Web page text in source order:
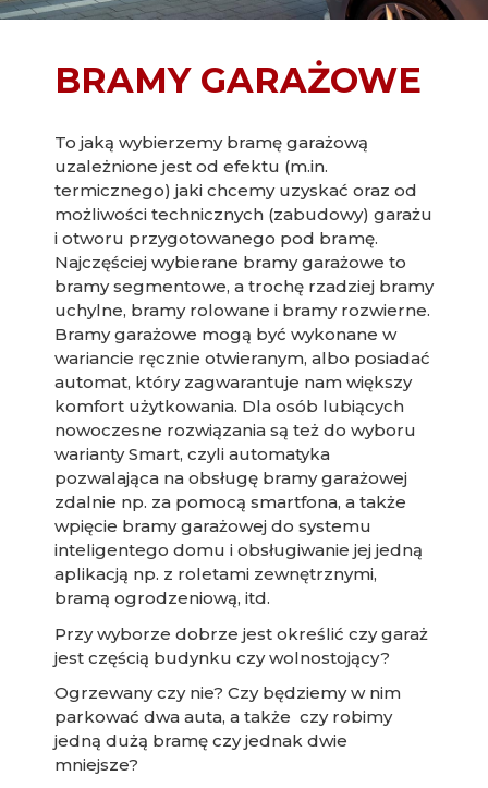
BRAMY GARAŻOWE
To jaką wybierzemy bramę garażową
uzależnione jest od efektu (m.in.
termicznego) jaki chcemy uzyskać oraz od
możliwości technicznych (zabudowy) garażu
i otworu przygotowanego pod bramę.
Najczęściej wybierane bramy garażowe to
bramy segmentowe, a trochę rzadziej bramy
uchylne, bramy rolowane i bramy rozwierne.
Bramy garażowe mogą być wykonane w
wariancie ręcznie otwieranym, albo posiadać
automat, który zagwarantuje nam większy
komfort użytkowania. Dla osób lubiących
nowoczesne rozwiązania są też do wyboru
warianty Smart, czyli automatyka
pozwalająca na obsługę bramy garażowej
zdalnie np. za pomocą smartfona, a także
wpięcie bramy garażowej do systemu
inteligentego domu i obsługiwanie jej jedną
aplikacją np. z roletami zewnętrznymi,
bramą ogrodzeniową, itd.
Przy wyborze dobrze jest określić czy garaż
jest częścią budynku czy wolnostojący?
Ogrzewany czy nie? Czy będziemy w nim
parkować dwa auta, a także czy robimy
jedną dużą bramę czy jednak dwie
mniejsze?